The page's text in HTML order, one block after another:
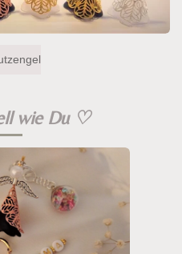
wie Du ♡